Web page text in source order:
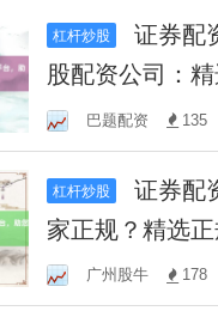
杠杆炒股
证券配资网站 台湾炒
股配资公司：
您投资起飞
巴题配资 135
杠杆炒股
证券配资网站 配资哪
家正规？精选
您安心投资！
广州股牛 178